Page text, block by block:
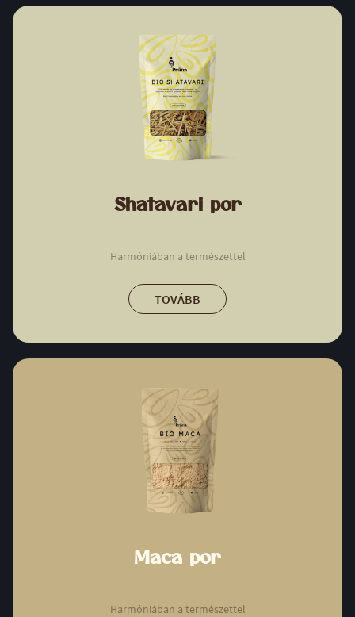
Shatavari por
Harmóniában a természettel
TOVÁBB
Maca por
Harmóniában a természettel